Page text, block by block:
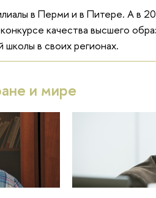
в Перми и в Питере. А в
качества высшего
в своих регионах.
и мире